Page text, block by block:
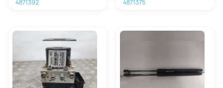
4871392 4871375